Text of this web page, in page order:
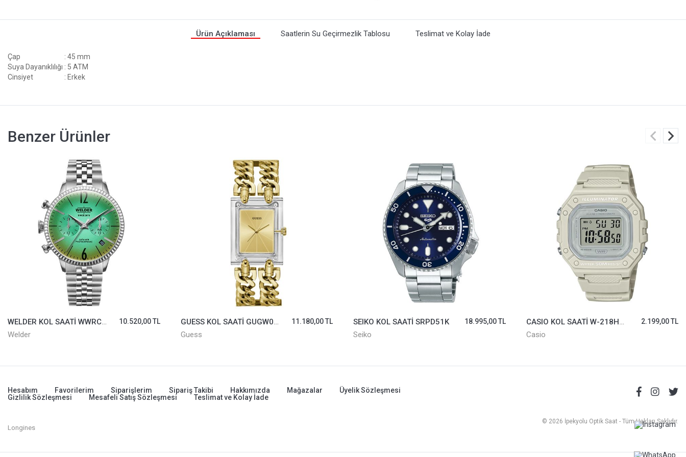
Ürün Açıklaması Saatlerin Su Geçirmezlik Tablosu Teslimat ve Kolay İade
Çap
: 45 mm
Suya Dayanıklılığı : 5 ATM
Cinsiyet
: Erkek
Benzer Ürünler
WELDER KOL SAATİ WWRC647
Welder
10.520,00 TL
GUESS KOL SAATİ GUGW0669L1
Guess
11.180,00 TL
SEIKO KOL SAATİ SRPD51K
Seiko
18.995,00 TL
CASIO KOL SAATİ W-218HC-8AVDF
Casio
2.199,00 TL
Hesabım Favorilerim Siparişlerim Sipariş Takibi Hakkımızda Mağazalar
Üyelik Sözleşmesi
Gizlilik Sözleşmesi
Mesafeli Satış Sözleşmesi Teslimat ve Kolay İade
Longines
© 2026 İpekyolu Optik Saat - Tüm Hakları Saklıdır.